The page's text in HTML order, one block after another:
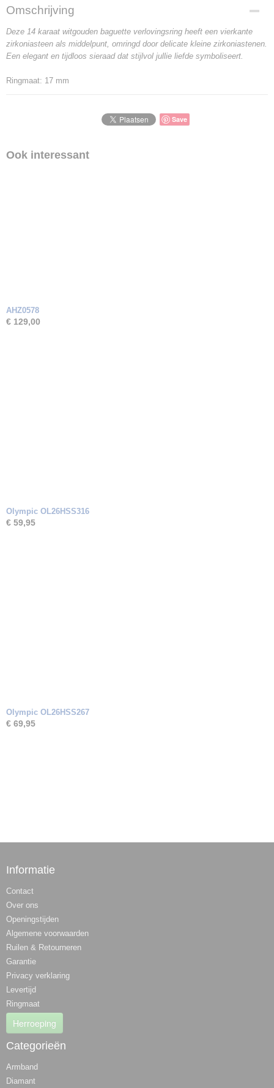
Omschrijving
Deze 14 karaat witgouden baguette verlovingsring heeft een vierkante
zirkoniasteen als middelpunt, omringd door delicate kleine zirkoniastenen.
Een elegant en tijdloos sieraad dat stijlvol jullie liefde symboliseert.
Ringmaat: 17 mm
Save
Ook interessant
AHZ0578
€ 129,00
Olympic OL26HSS316
€ 59,95
Olympic OL26HSS267
€ 69,95
Informatie
Contact
Over ons
Openingstijden
Algemene voorwaarden
Ruilen & Retourneren
Garantie
Privacy verklaring
Levertijd
Ringmaat
Herroeping
Categorieën
Armband
Diamant